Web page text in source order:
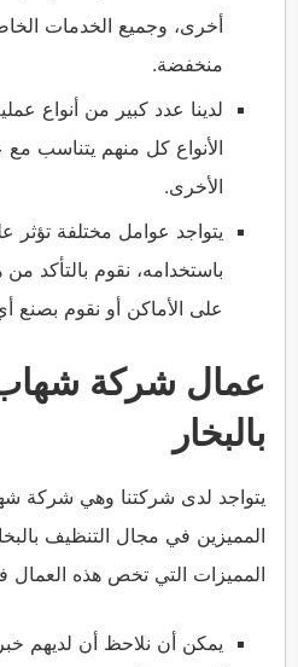
أخرى، وجميع الخدمات
منخفضة.
لدينا عدد كبير من أنواع
الأنواع كل منهم يتناسب
الأخرى.
يتواجد عوامل مختلفة تؤثر
باستخدامه، نقوم بالتأكد
على الأماكن أو نقوم بصنع
عمال شركة
بالبخار
يتواجد لدى شركتنا وهي شركة
المميزين في مجال التنظيف
المميزات التي تخص هذه العمال
يمكن أن نلاحظ أن لديهم